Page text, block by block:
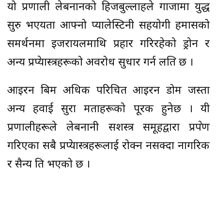
यो प्रणाली लेबनानको हिजबुल्लाहले गाजामा युद्ध
सुरु भएयता आफ्नो प्यालेस्टिनी सहयोगी हमासको
समर्थनमा इजरायलमाथि प्रहार गरिरहेको ड्रोन र
अन्य प्रक्षेप्यास्त्रहरूको अवरोध सुधार गर्न लक्षित छ ।
आइरन बिम अधिक परिचित आइरन डोम जस्ता
अन्य हवाई सुरक्षा क्षमताहरूको पूरक हुनेछ । यी
प्रणालीहरूले लेबनानी सशस्त्र समूहद्वारा प्रक्षेपण
गरिएका सबै प्रक्षेप्यास्त्रहरूलाई रोक्न नसक्दा नागरिक
र सैन्य क्षति भएको छ ।